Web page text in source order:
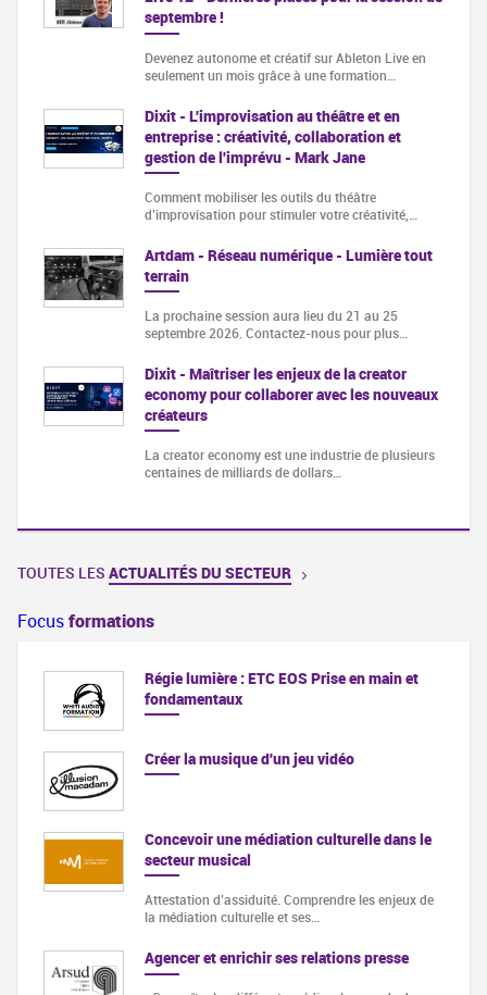
septembre !
Devenez autonome et créatif sur Ableton Live en
seulement un mois grâce à une formation…
Dixit - L'improvisation au théâtre et en
entreprise : créativité, collaboration et
gestion de l'imprévu - Mark Jane
Comment mobiliser les outils du théâtre
d’improvisation pour stimuler votre créativité,…
Artdam - Réseau numérique - Lumière tout
terrain
La prochaine session aura lieu du 21 au 25
septembre 2026. Contactez-nous pour plus…
Dixit - Maîtriser les enjeux de la creator
economy pour collaborer avec les nouveaux
créateurs
La creator economy est une industrie de plusieurs
centaines de milliards de dollars…
TOUTES LES ACTUALITÉS DU SECTEUR
Focusformations
Régie lumière : ETC EOS Prise en main et
fondamentaux
Créer la musique d'un jeu vidéo
Concevoir une médiation culturelle dans le
secteur musical
Attestation d’assiduité. Comprendre les enjeux de
la médiation culturelle et ses…
Agencer et enrichir ses relations presse